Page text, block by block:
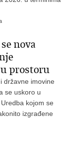
nova
prostoru
državne imovine
se uskoro u
kojom se
izgrađene